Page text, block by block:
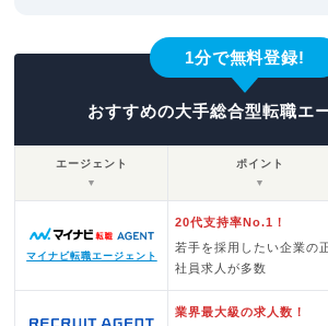
1分で無料登録!
おすすめの大手総合型転職エ
エージェント
▼
ポイント
▼
マイナビ転職エージェント
20代支持率No.1！
若手を採用したい企業の
社員求人が多数
業界最大級の求人数！